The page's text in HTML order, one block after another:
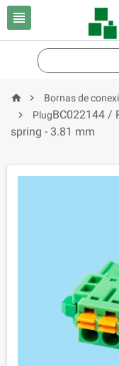

  Bornas de

PlugBC022144 /
spring - 3.81 mm